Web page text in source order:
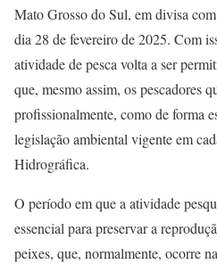
Mato Grosso do Sul, em divisa
dia 28 de fevereiro de 2025. Com
atividade de pesca volta a ser
que, mesmo assim, os pescadores
profissionalmente, como de forma
legislação ambiental vigente em
Hidrográfica.
O período em que a atividade
essencial para preservar a
peixes, que, normalmente, ocorre